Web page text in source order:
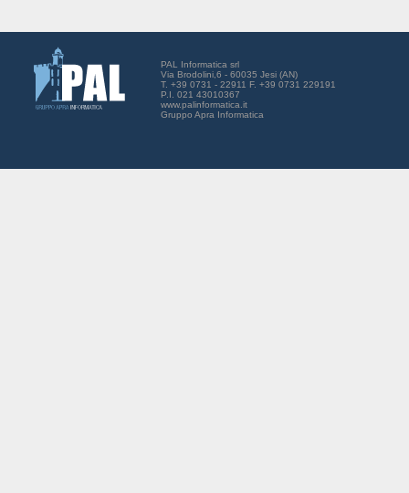
PAL Informatica srl
Via Brodolini,6 - 60035 Jesi (AN)
T. +39 0731 - 22911 F. +39 0731 229191
P.I. 021 43010367
www.palinformatica.it
Gruppo Apra Informatica